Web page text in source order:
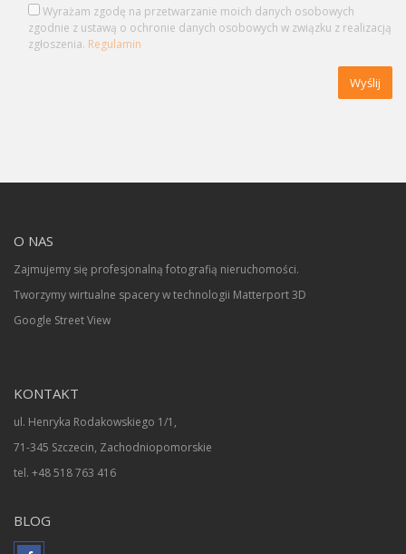
Wyrażam zgodę na przetwarzanie moich danych osobowych
zgodnie z ustawą o ochronie danych osobowych w związku z realizacją
zgłoszenia. Regulamin
O NAS
Zajmujemy się profesjonalną fotografią nieruchomości.
Tworzymy wirtualne spacery w technologii Matterport 3D
Google Street View
KONTAKT
ul. Henryka Rodakowskiego 1/1,
71-345 Szczecin, Zachodniopomorskie
tel. +48 518 763 416
BLOG